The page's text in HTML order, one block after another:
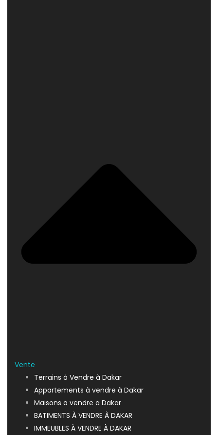
Vente
Terrains à Vendre à Dakar
Appartements à vendre à Dakar
Maisons a vendre a Dakar
BATIMENTS À VENDRE À DAKAR
IMMEUBLES À VENDRE À DAKAR